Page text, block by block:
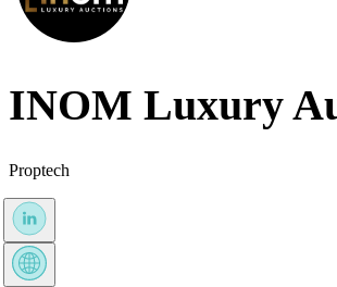
INOM Luxury
Proptech